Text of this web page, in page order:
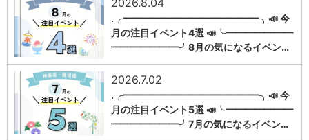
1
2026.8.04
.╭━━━━━━━━━━━━━━╮📣 今
月の注目イベント4選 📣╰━━━━━━━
━━━━━━━╯8月の気になるイベン…
1
2026.7.02
.╭━━━━━━━━━━━━━━╮📣 今
月の注目イベント5選 📣╰━━━━━━━
━━━━━━━╯7月の気になるイベン…